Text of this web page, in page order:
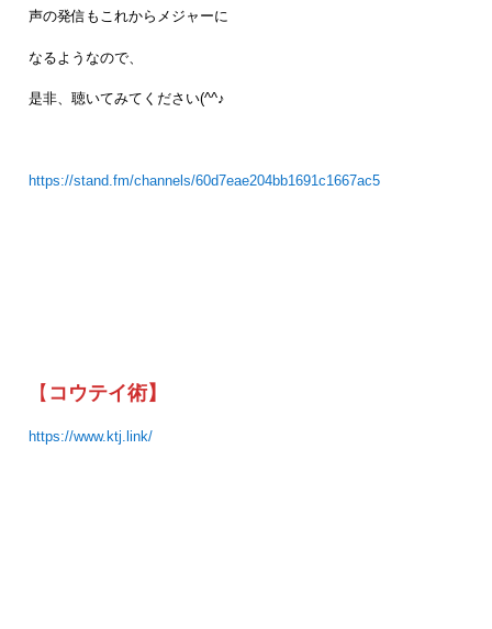
声の発信もこれからメジャーに
なるようなので、
是非、聴いてみてください(^^♪
https://stand.fm/channels/60d7eae204bb1691c1667ac5
【コウテイ術】
https://www.ktj.link/